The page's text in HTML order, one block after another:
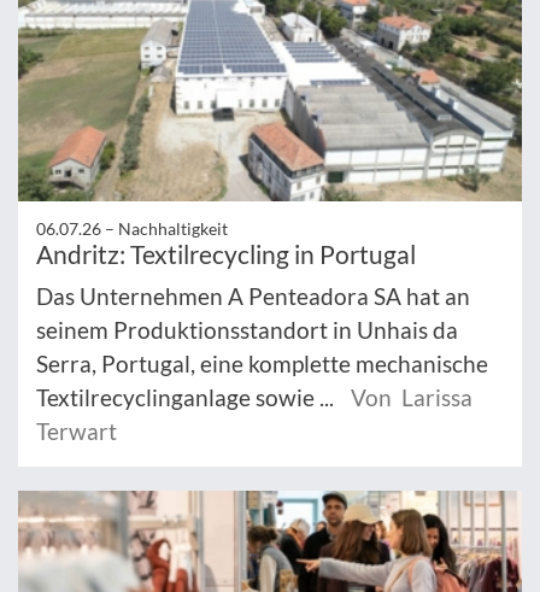
06.07.26 – Nachhaltigkeit
Andritz: Textilrecycling in Portugal
Das Unternehmen A Penteadora SA hat an
seinem Produktionsstandort in Unhais da
Serra, Portugal, eine komplette mechanische
Textilrecyclinganlage sowie ...
Von Larissa
Terwart